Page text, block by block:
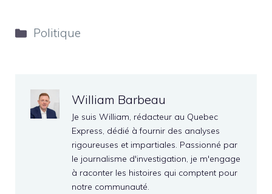
Catégories
Politique
William Barbeau
Je suis William, rédacteur au Quebec
Express, dédié à fournir des analyses
rigoureuses et impartiales. Passionné par
le journalisme d'investigation, je m'engage
à raconter les histoires qui comptent pour
notre communauté.